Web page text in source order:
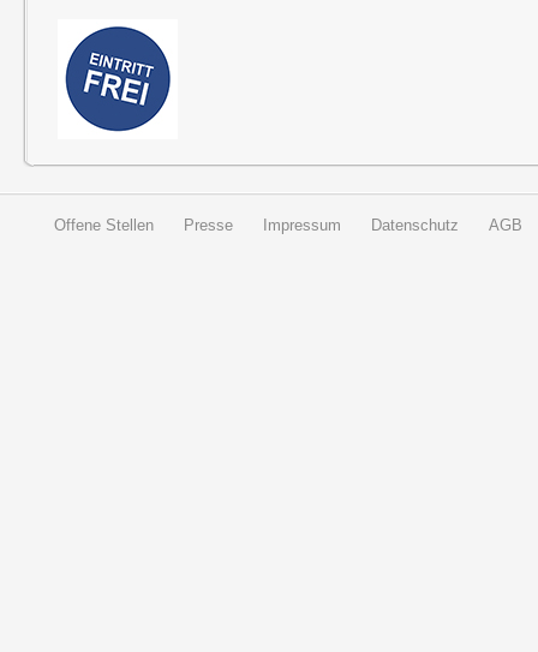
Offene Stellen Presse Impressum Datenschutz AGB